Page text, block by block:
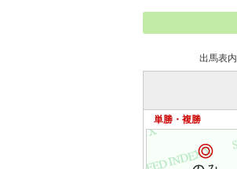
出馬表
単勝・複勝